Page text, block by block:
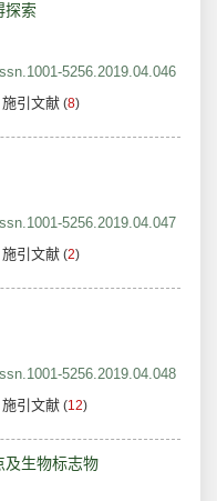
探索
5256.2019.04.046
施引文献 (8)
5256.2019.04.047
施引文献 (2)
5256.2019.04.048
施引文献 (12)
及生物标志物